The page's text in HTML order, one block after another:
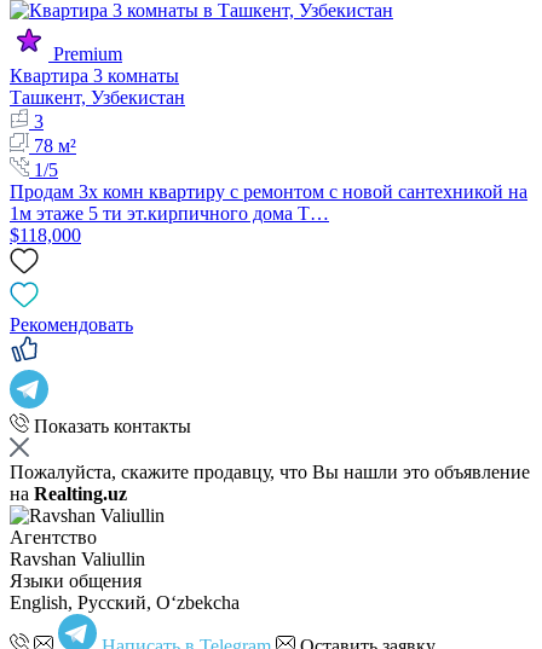
Premium
Квартира 3 комнаты
Ташкент, Узбекистан
3
78 м²
1/5
Продам 3х комн квартиру с ремонтом с новой сантехникой на
1м этаже 5 ти эт.кирпичного дома Т…
$118,000
Рекомендовать
Показать контакты
Пожалуйста, скажите продавцу, что Вы нашли это объявление
на Realting.uz
Агентство
Ravshan Valiullin
Языки общения
English, Русский, Oʻzbekcha